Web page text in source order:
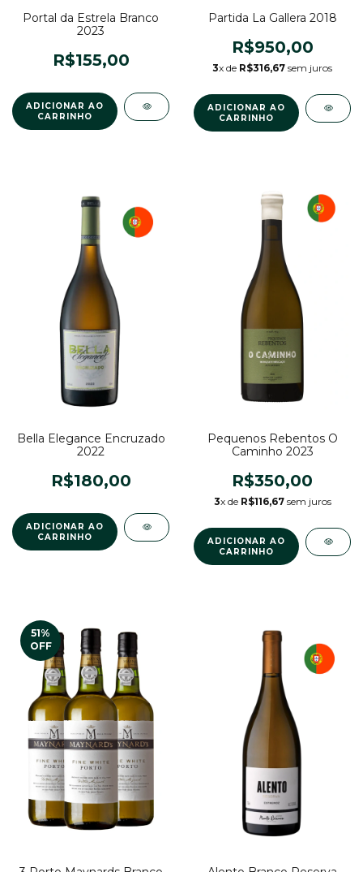
Portal da Estrela Branco
2023
R$155,00
Partida La Gallera 2018
R$950,00
3x de R$316,67 sem juros
Bella Elegance Encruzado
2022
R$180,00
Pequenos Rebentos O
Caminho 2023
R$350,00
3x de R$116,67sem juros
51%
OFF